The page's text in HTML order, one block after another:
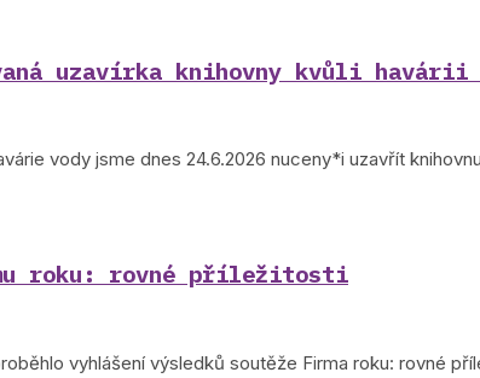
uzavírka knihovny kvůli havárii
vody jsme dnes 24.6.2026 nuceny*i uzavřít
roku: rovné příležitosti
vyhlášení výsledků soutěže Firma roku: rovné